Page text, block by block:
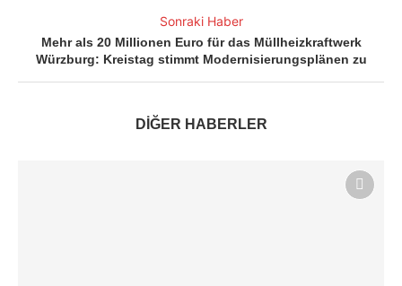
Sonraki Haber
Mehr als 20 Millionen Euro für das Müllheizkraftwerk
Würzburg: Kreistag stimmt Modernisierungsplänen zu
DİĞER HABERLER